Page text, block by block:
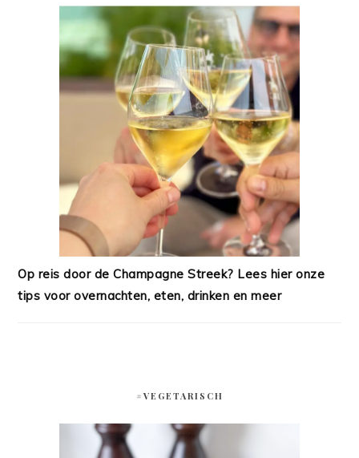
Op reis door de Champagne Streek? Lees hier onze
tips voor overnachten, eten, drinken en meer
#VEGETARISCH